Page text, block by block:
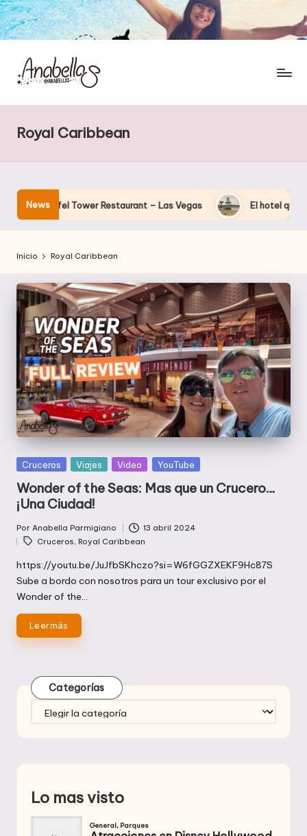
Royal Caribbean
News
Eiffel Tower Restaurant – Las Vegas El hotel que Disney
Inicio Royal Caribbean
Publicada
Cruceros Viajes Video YouTube
Wonder of the Seas: Mas que un Crucero…
¡Una Ciudad!
Publicado
por
Por Anabella Parmigiano 13 abril 2024
Etiquetas:
Cruceros, Royal Caribbean
https://youtu.be/JuJfbSKhczo?si=W6fGGZXEKF9Hc87S
Sube a bordo con nosotros para un tour exclusivo por el
Wonder of the…
Leer más
Categorías
Lo mas visto